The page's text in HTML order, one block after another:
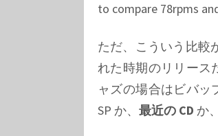
to compare 78rpms
ただ、こういう比較
れた時期のリリース
ャズの場合はビバ
SP か、 最近の CD か